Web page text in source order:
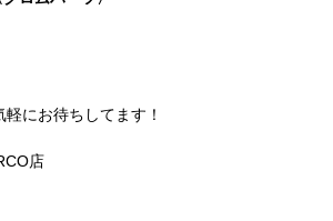
にお待ちしてます！
店